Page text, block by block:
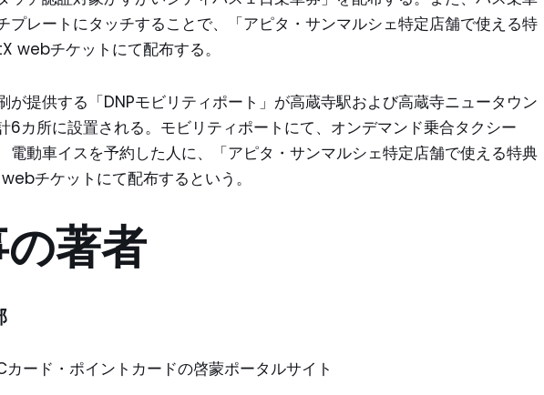
プレートにタッチすることで、「アピタ・サンマルシェ特定店舗で使える特
webチケットにて配布する。
が提供する「DNPモビリティポート」が高蔵寺駅および高蔵寺ニュータウン
6カ所に設置される。モビリティポートにて、オンデマンド乗合タクシー
電動車イスを予約した人に、「アピタ・サンマルシェ特定店舗で使える特典
チケットにて配布するという。
著者
カード・ポイントカードの啓蒙ポータルサイト